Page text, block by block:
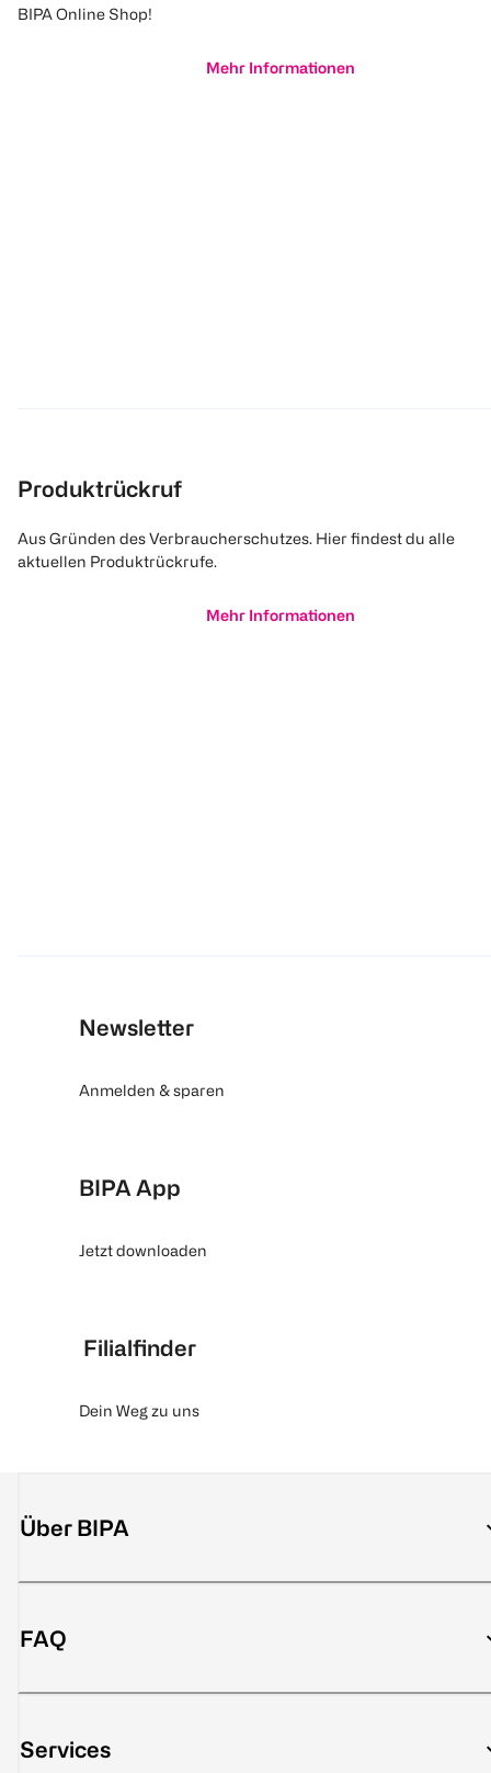
BIPA Online Shop!
Mehr Informationen
Produktrückruf
Aus Gründen des Verbraucherschutzes. Hier findest du alle
aktuellen Produktrückrufe.
Mehr Informationen
Newsletter
Anmelden & sparen
BIPA App
Jetzt downloaden
Filialfinder
Dein Weg zu uns
Über BIPA
FAQ
Services